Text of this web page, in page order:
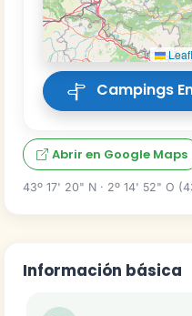
Campings
Abrir en Google Maps
43º 17' 20" N · 2º 14' 52" O
Información básica